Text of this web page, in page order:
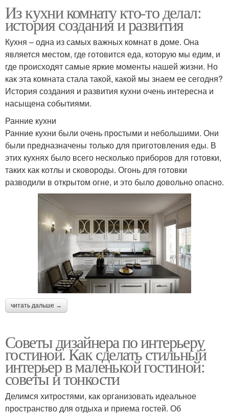
Из кухни комнату кто-то делал:
история создания и развития
Кухня – одна из самых важных комнат в доме. Она
является местом, где готовится еда, которую мы едим, и
где происходят самые яркие моменты нашей жизни. Но
как эта комната стала такой, какой мы знаем ее сегодня?
История создания и развития кухни очень интересна и
насыщена событиями.
Ранние кухни
Ранние кухни были очень простыми и небольшими. Они
были предназначены только для приготовления еды. В
этих кухнях было всего несколько приборов для готовки,
таких как котлы и сковороды. Огонь для готовки
разводили в открытом огне, и это было довольно опасно.
читать дальше →
Советы дизайнера по интерьеру
гостиной. Как сделать стильный
интерьер в маленькой гостиной:
советы и тонкости
Делимся хитростями, как организовать идеальное
пространство для отдыха и приема гостей. Об